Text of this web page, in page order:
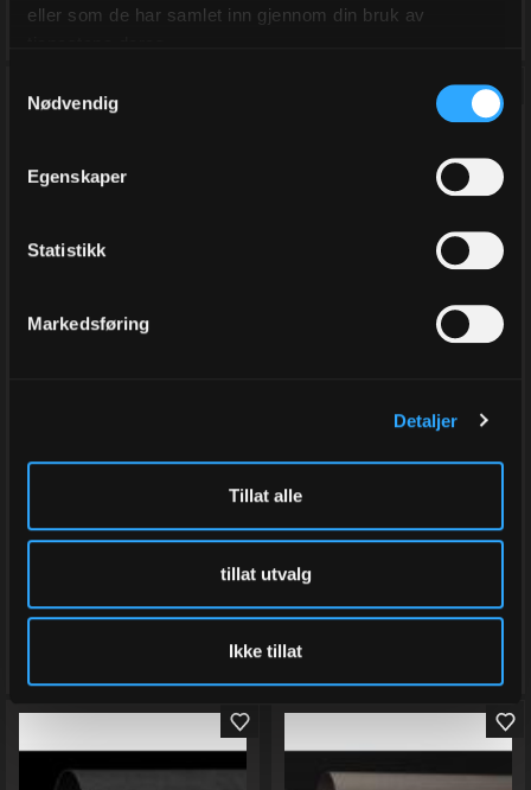
eller som de har samlet inn gjennom din bruk av
Nødvendig
Egenskaper
Statistikk
Markedsføring
Detaljer
Tillat alle
tillat utvalg
Ikke tillat
Gavepapir, 2 sidig Kvist
Eks.Mva
Kjøp
Gavepapir, 2 sidig Kvist
På lager
Eks.Mva
Kjøp